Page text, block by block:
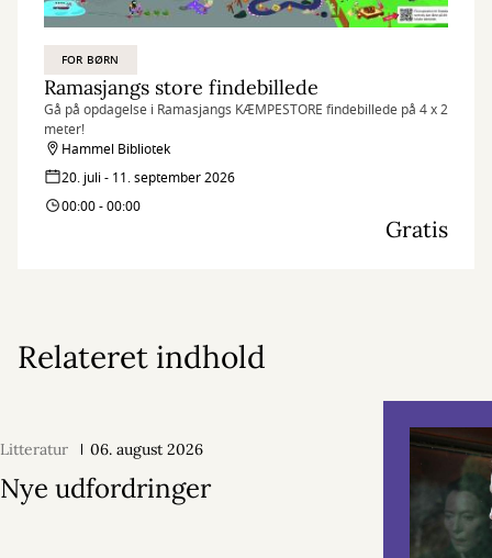
FOR BØRN
Ramasjangs store findebillede
Gå på opdagelse i Ramasjangs KÆMPESTORE findebillede på 4 x 2
meter!
Hammel Bibliotek
20. juli - 11. september 2026
00:00 - 00:00
Gratis
Relateret indhold
Litteratur 06. august 2026
Nye udfordringer